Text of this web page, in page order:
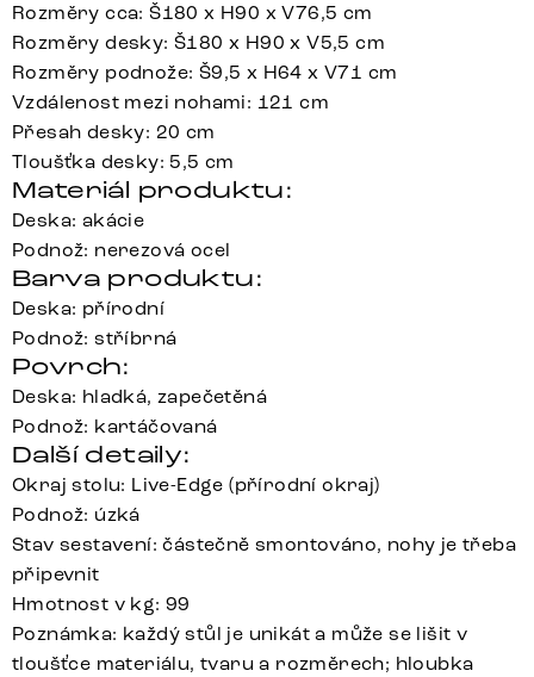
Rozměry cca: Š180 x H90 x V76,5 cm
Rozměry desky: Š180 x H90 x V5,5 cm
Rozměry podnože: Š9,5 x H64 x V71 cm
Vzdálenost mezi nohami: 121 cm
Přesah desky: 20 cm
Tloušťka desky: 5,5 cm
Materiál produktu:
Deska: akácie
Podnož: nerezová ocel
Barva produktu:
Deska: přírodní
Podnož: stříbrná
Povrch:
Deska: hladká, zapečetěná
Podnož: kartáčovaná
Další detaily:
Okraj stolu: Live-Edge (přírodní okraj)
Podnož: úzká
Stav sestavení: částečně smontováno, nohy je třeba
připevnit
Hmotnost v kg: 99
Poznámka: každý stůl je unikát a může se lišit v
tloušťce materiálu, tvaru a rozměrech; hloubka